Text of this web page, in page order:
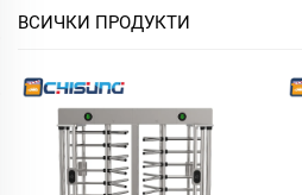
ВСИЧКИ ПРОДУКТИ